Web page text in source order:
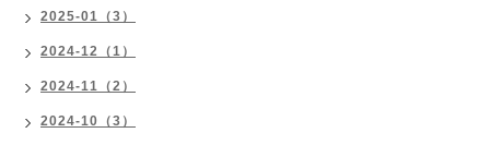
2025-01（3）
2024-12（1）
2024-11（2）
2024-10（3）